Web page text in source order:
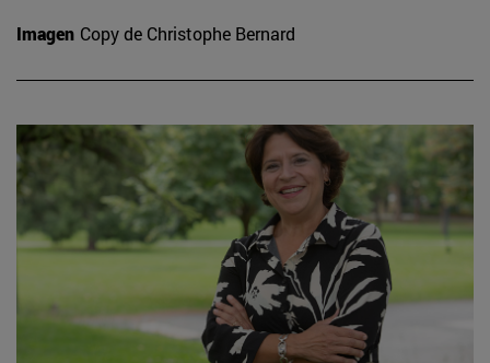
Imagen Copy de Christophe Bernard